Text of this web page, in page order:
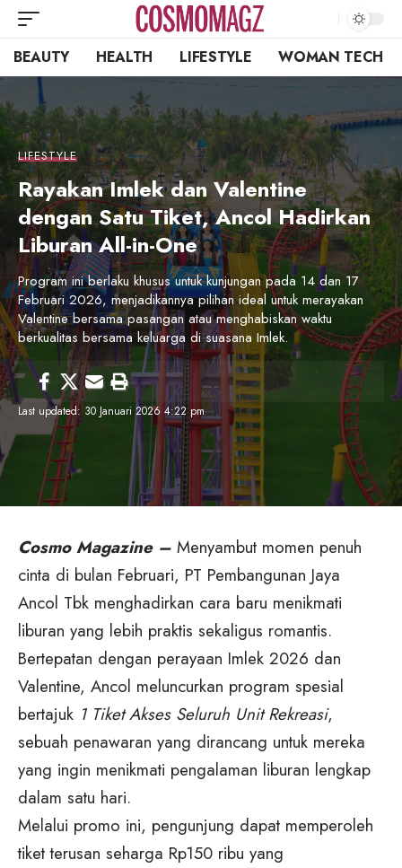
BEAUTY HEALTH LIFESTYLE WOMAN TECH
LIFESTYLE
Rayakan Imlek dan Valentine
dengan Satu Tiket, Ancol Hadirkan
Liburan All-in-One
Program ini berlaku khusus untuk kunjungan pada 14 dan 17
Februari 2026, menjadikannya pilihan ideal untuk merayakan
Valentine bersama pasangan atau menghabiskan waktu
berkualitas bersama keluarga di suasana Imlek.
Last updated: 30 Januari 2026 4:22 pm
Cosmo Magazine – Menyambut momen penuh
cinta di bulan Februari, PT Pembangunan Jaya
Ancol Tbk menghadirkan cara baru menikmati
liburan yang lebih praktis sekaligus romantis.
Bertepatan dengan perayaan Imlek 2026 dan
Valentine, Ancol meluncurkan program spesial
bertajuk 1 Tiket Akses Seluruh Unit Rekreasi,
sebuah penawaran yang dirancang untuk mereka
yang ingin menikmati pengalaman liburan lengkap
dalam satu hari.
Melalui promo ini, pengunjung dapat memperoleh
tiket terusan seharga Rp150 ribu yang